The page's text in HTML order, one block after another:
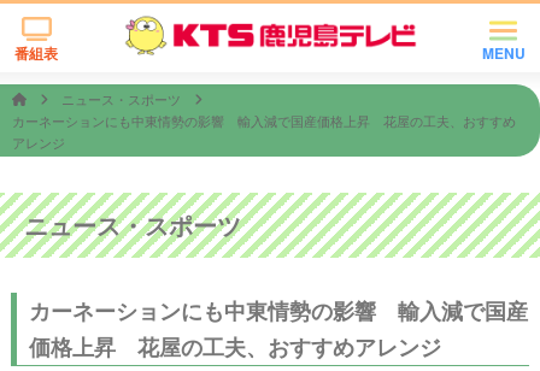
MENU
番組表
ニュース・スポーツ
カーネーションにも中東情勢の影響 輸入減で国産価格上昇 花屋の工夫、おすすめ
アレンジ
ニュース・スポーツ
カーネーションにも中東情勢の影響 輸入減で国産
価格上昇 花屋の工夫、おすすめアレンジ